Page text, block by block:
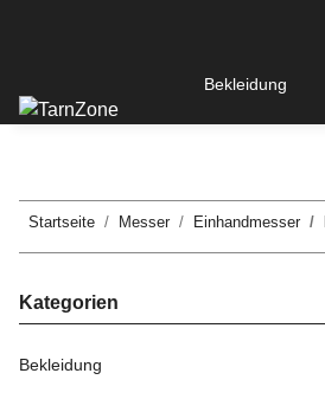
Bekleidung
Startseite Messer Einhandmesser
Kategorien
Bekleidung